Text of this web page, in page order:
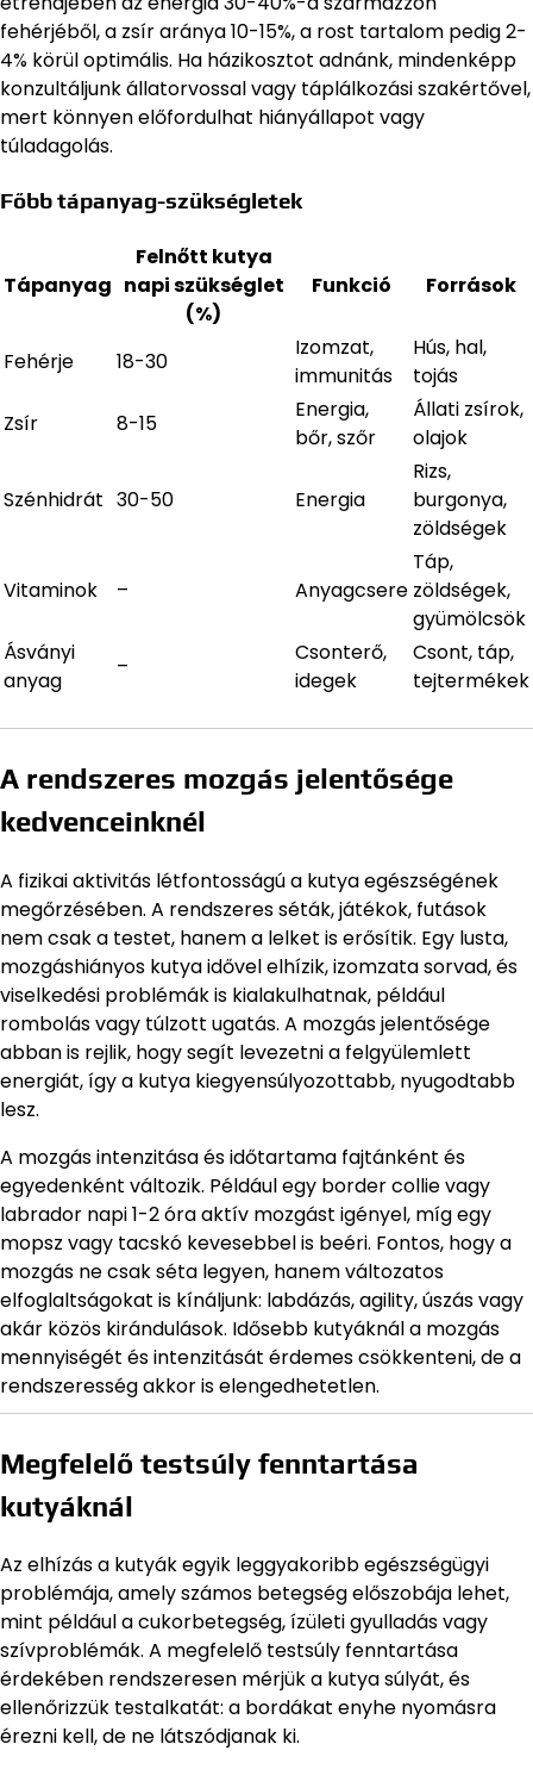
fehérjéből, a zsír aránya 10-15%, a rost tartalom pedig 2-
4% körül optimális. Ha házikosztot adnánk, mindenképp
konzultáljunk állatorvossal vagy táplálkozási szakértővel,
mert könnyen előfordulhat hiányállapot vagy
túladagolás.
Főbb tápanyag-szükségletek
Tápanyag
Felnőtt kutya
napi szükséglet
(%)
Funkció Források
Fehérje 18-30
Izomzat,
immunitás
Hús, hal,
tojás
Zsír
8-15
Energia,
bőr, szőr
Állati zsírok,
olajok
Szénhidrát 30-50 Energia
Rizs,
burgonya,
zöldségek
Vitaminok – Anyagcsere
Táp,
zöldségek,
gyümölcsök
Ásványi
anyag
–
Csonterő,
idegek
Csont, táp,
tejtermékek
A rendszeres mozgás jelentősége
kedvenceinknél
A fizikai aktivitás létfontosságú a kutya egészségének
megőrzésében. A rendszeres séták, játékok, futások
nem csak a testet, hanem a lelket is erősítik. Egy lusta,
mozgáshiányos kutya idővel elhízik, izomzata sorvad, és
viselkedési problémák is kialakulhatnak, például
rombolás vagy túlzott ugatás. A mozgás jelentősége
abban is rejlik, hogy segít levezetni a felgyülemlett
energiát, így a kutya kiegyensúlyozottabb, nyugodtabb
lesz.
A mozgás intenzitása és időtartama fajtánként és
egyedenként változik. Például egy border collie vagy
labrador napi 1-2 óra aktív mozgást igényel, míg egy
mopsz vagy tacskó kevesebbel is beéri. Fontos, hogy a
mozgás ne csak séta legyen, hanem változatos
elfoglaltságokat is kínáljunk: labdázás, agility, úszás vagy
akár közös kirándulások. Idősebb kutyáknál a mozgás
mennyiségét és intenzitását érdemes csökkenteni, de a
rendszeresség akkor is elengedhetetlen.
Megfelelő testsúly fenntartása
kutyáknál
Az elhízás a kutyák egyik leggyakoribb egészségügyi
problémája, amely számos betegség előszobája lehet,
mint például a cukorbetegség, ízületi gyulladás vagy
szívproblémák. A megfelelő testsúly fenntartása
érdekében rendszeresen mérjük a kutya súlyát, és
ellenőrizzük testalkatát: a bordákat enyhe nyomásra
érezni kell, de ne látszódjanak ki.